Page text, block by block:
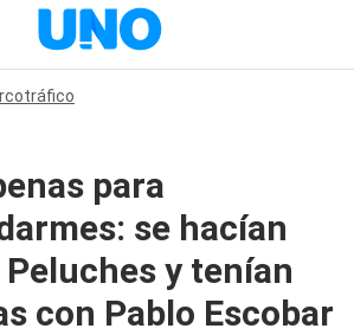
para
se hacían
y tenían
con Pablo Escobar